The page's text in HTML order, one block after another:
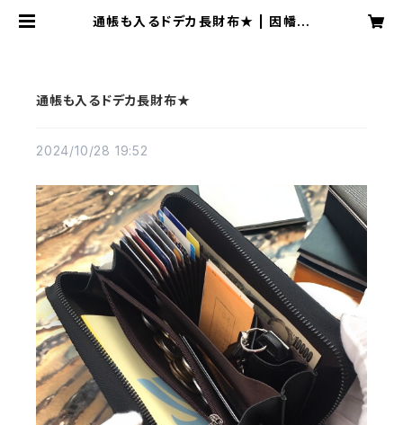
通帳も入るドデカ長財布★ | 因幡の
通帳も入るドデカ長財布★
2024/10/28 19:52